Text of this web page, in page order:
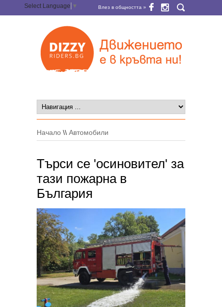
Select Language ▼ Влез в общността »
Начало \\ Автомобили
Търси се 'осиновител' за
тази пожарна в
България